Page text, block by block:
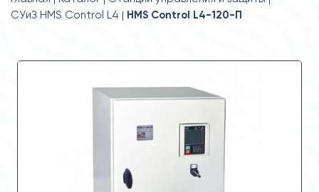
СУиЗ HMS Control L4
HMS Control L4-120-П